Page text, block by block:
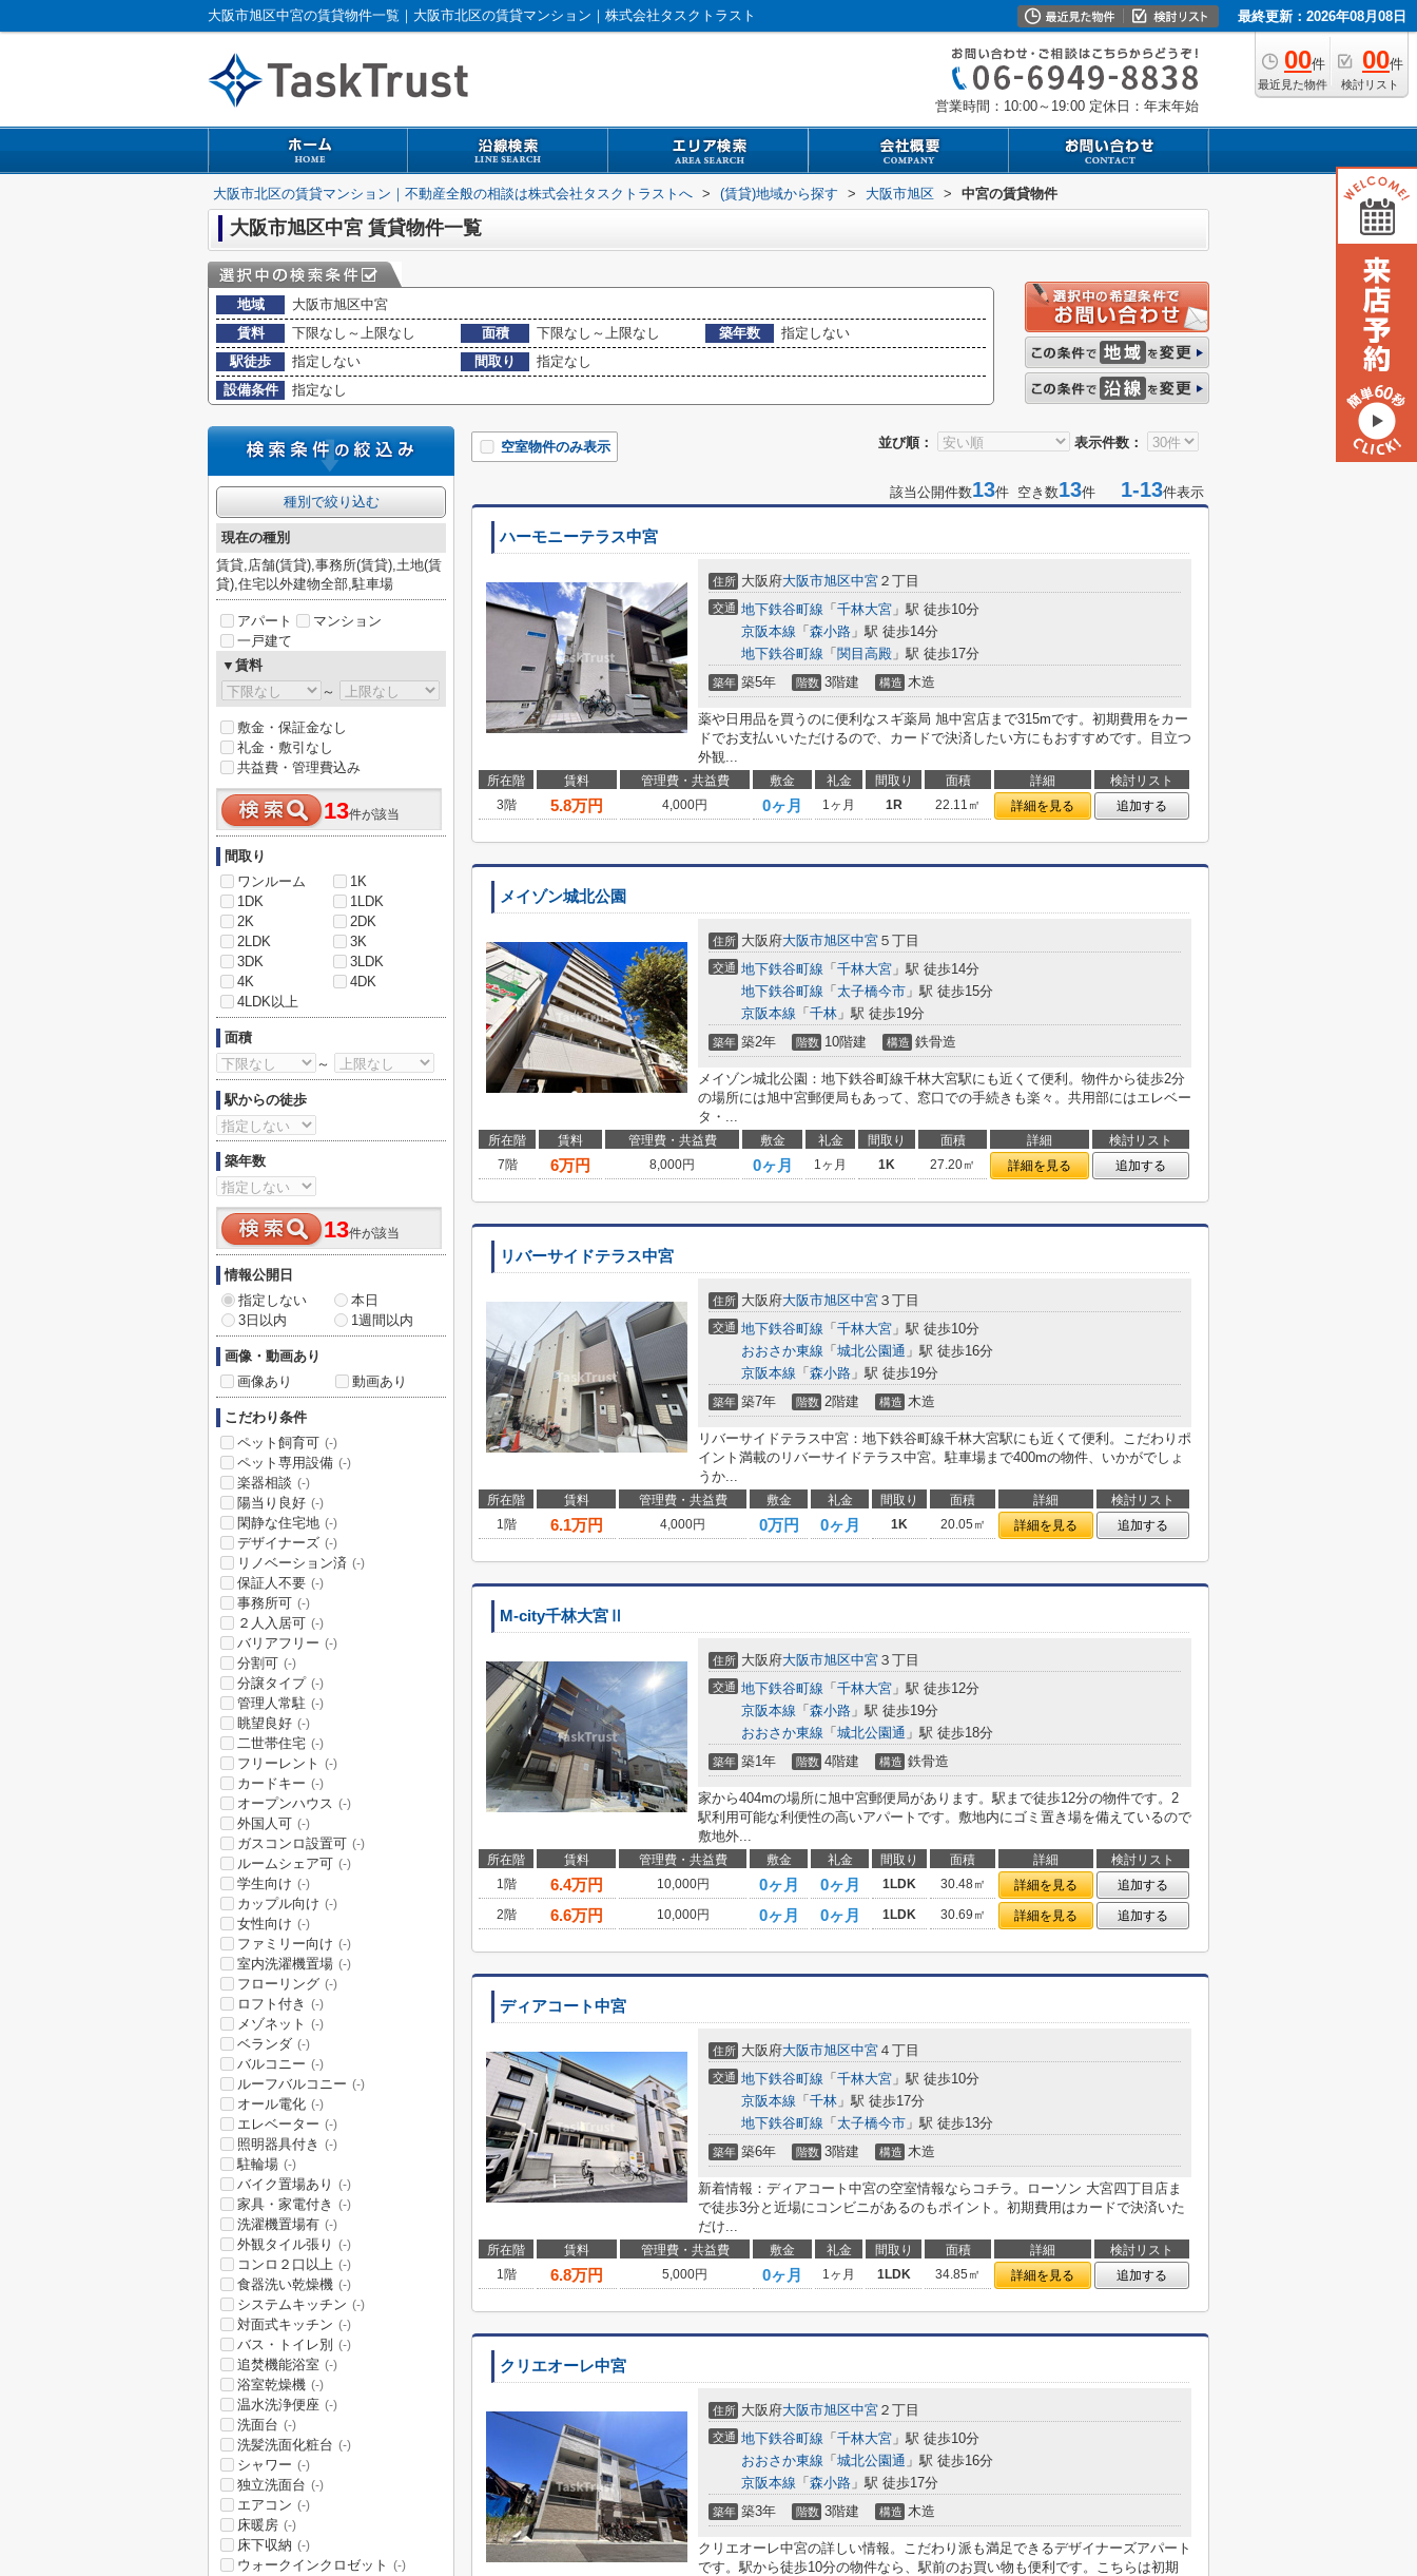
大阪市旭区中宮の賃貸物件一覧｜大阪市北区の賃貸マンション｜株式会社タスクトラスト 最終更新：2026年08月08日
00件
最近見た物件
00件
検討リスト
営業時間：10:00～19:00 定休日：年末年始
大阪市北区の賃貸マンション｜不動産全般の相談は株式会社タスクトラストへ > (賃貸)地域から探す > 大阪市旭区 > 中宮の賃貸物件
大阪市旭区中宮 賃貸物件一覧
地域
大阪市旭区中宮
賃料
下限なし～上限なし 面積 下限なし～上限なし 築年数
指定しない
駅徒歩
指定しない 間取り
指定なし
設備条件
指定なし
並び順： 表示件数：
空室物件のみ表示
該当公開件数13件 空き数13件 1-13件表示
ハーモニーテラス中宮
住所 大阪府大阪市旭区中宮 ２丁目
交通 地下鉄谷町線 「 千林大宮 」駅 徒歩10分
京阪本線 「 森小路 」駅 徒歩14分
地下鉄谷町線 「 関目高殿 」駅 徒歩17分
築年 築5年 階数 3階建 構造 木造
薬や日用品を買うのに便利なスギ薬局 旭中宮店まで315mです。初期費用をカー
ドでお支払いいただけるので、カードで決済したい方にもおすすめです。目立つ
外観...
所在階 賃料 管理費・共益費 敷金 礼金 間取り 面積 詳細
検討リスト
3階
5.8万円 4,000円 0ヶ月 1ヶ月 1R 22.11㎡ 詳細を見る 追加する
メイゾン城北公園
住所 大阪府大阪市旭区中宮 ５丁目
交通 地下鉄谷町線 「 千林大宮 」駅 徒歩14分
地下鉄谷町線 「 太子橋今市 」駅 徒歩15分
京阪本線 「 千林 」駅 徒歩19分
築年 築2年 階数 10階建 構造 鉄骨造
メイゾン城北公園：地下鉄谷町線千林大宮駅にも近くて便利。物件から徒歩2分
の場所には旭中宮郵便局もあって、窓口での手続きも楽々。共用部にはエレベー
タ・...
所在階 賃料 管理費・共益費 敷金 礼金 間取り 面積 詳細
検討リスト
7階
6万円 8,000円 0ヶ月 1ヶ月 1K 27.20㎡ 詳細を見る 追加する
リバーサイドテラス中宮
住所 大阪府大阪市旭区中宮 ３丁目
交通 地下鉄谷町線 「 千林大宮 」駅 徒歩10分
おおさか東線 「 城北公園通 」駅 徒歩16分
京阪本線 「 森小路 」駅 徒歩19分
築年 築7年 階数 2階建 構造 木造
リバーサイドテラス中宮：地下鉄谷町線千林大宮駅にも近くて便利。こだわりポ
イント満載のリバーサイドテラス中宮。駐車場まで400mの物件、いかがでしょ
うか...
所在階 賃料 管理費・共益費 敷金 礼金 間取り 面積 詳細
検討リスト
1階
6.1万円 4,000円 0万円 0ヶ月 1K 20.05㎡ 詳細を見る 追加する
M-city千林大宮Ⅱ
住所 大阪府大阪市旭区中宮 ３丁目
交通 地下鉄谷町線 「 千林大宮 」駅 徒歩12分
京阪本線 「 森小路 」駅 徒歩19分
おおさか東線 「 城北公園通 」駅 徒歩18分
築年 築1年 階数 4階建 構造 鉄骨造
家から404mの場所に旭中宮郵便局があります。駅まで徒歩12分の物件です。2
駅利用可能な利便性の高いアパートです。敷地内にゴミ置き場を備えているので
敷地外...
所在階 賃料 管理費・共益費 敷金 礼金 間取り 面積 詳細
検討リスト
1階
6.4万円 10,000円 0ヶ月 0ヶ月 1LDK 30.48㎡ 詳細を見る
追加する
2階
6.6万円 10,000円 0ヶ月 0ヶ月 1LDK 30.69㎡ 詳細を見る 追加する
ディアコート中宮
住所 大阪府大阪市旭区中宮 ４丁目
交通 地下鉄谷町線 「 千林大宮 」駅 徒歩10分
京阪本線 「 千林 」駅 徒歩17分
地下鉄谷町線 「 太子橋今市 」駅 徒歩13分
築年 築6年 階数 3階建 構造 木造
新着情報：ディアコート中宮の空室情報ならコチラ。ローソン 大宮四丁目店ま
で徒歩3分と近場にコンビニがあるのもポイント。初期費用はカードで決済いた
だけ...
所在階 賃料 管理費・共益費 敷金 礼金 間取り 面積 詳細
検討リスト
1階
6.8万円 5,000円 0ヶ月 1ヶ月 1LDK 34.85㎡ 詳細を見る 追加する
クリエオーレ中宮
住所 大阪府大阪市旭区中宮 ２丁目
交通 地下鉄谷町線 「 千林大宮 」駅 徒歩10分
おおさか東線 「 城北公園通 」駅 徒歩16分
京阪本線 「 森小路 」駅 徒歩17分
築年 築3年 階数 3階建 構造 木造
クリエオーレ中宮の詳しい情報。こだわり派も満足できるデザイナーズアパート
です。駅から徒歩10分の物件なら、駅前のお買い物も便利です。こちらは初期
種別で絞り込む
現在の種別
賃貸,店舗(賃貸),事務所(賃貸),土地(賃
貸),住宅以外建物全部,駐車場
アパート
マンション
一戸建て
▼賃料
～
敷金・保証金なし
礼金・敷引なし
共益費・管理費込み
13件が該当
間取り
ワンルーム
1K
1DK
1LDK
2K
2DK
2LDK
3K
3DK
3LDK
4K
4DK
4LDK以上
面積
～
駅からの徒歩
築年数
13件が該当
情報公開日
指定しない
本日
3日以内
1週間以内
画像・動画あり
画像あり
動画あり
こだわり条件
ペット飼育可 (-)
ペット専用設備 (-)
楽器相談 (-)
陽当り良好 (-)
閑静な住宅地 (-)
デザイナーズ (-)
リノベーション済 (-)
保証人不要 (-)
事務所可 (-)
２人入居可 (-)
バリアフリー (-)
分割可 (-)
分譲タイプ (-)
管理人常駐 (-)
眺望良好 (-)
二世帯住宅 (-)
フリーレント (-)
カードキー (-)
オープンハウス (-)
外国人可 (-)
ガスコンロ設置可 (-)
ルームシェア可 (-)
学生向け (-)
カップル向け (-)
女性向け (-)
ファミリー向け (-)
室内洗濯機置場 (-)
フローリング (-)
ロフト付き (-)
メゾネット (-)
ベランダ (-)
バルコニー (-)
ルーフバルコニー (-)
オール電化 (-)
エレベーター (-)
照明器具付き (-)
駐輪場 (-)
バイク置場あり (-)
家具・家電付き (-)
洗濯機置場有 (-)
外観タイル張り (-)
コンロ２口以上 (-)
食器洗い乾燥機 (-)
システムキッチン (-)
対面式キッチン (-)
バス・トイレ別 (-)
追焚機能浴室 (-)
浴室乾燥機 (-)
温水洗浄便座 (-)
洗面台 (-)
洗髪洗面化粧台 (-)
シャワー (-)
独立洗面台 (-)
エアコン (-)
床暖房 (-)
床下収納 (-)
ウォークインクロゼット (-)